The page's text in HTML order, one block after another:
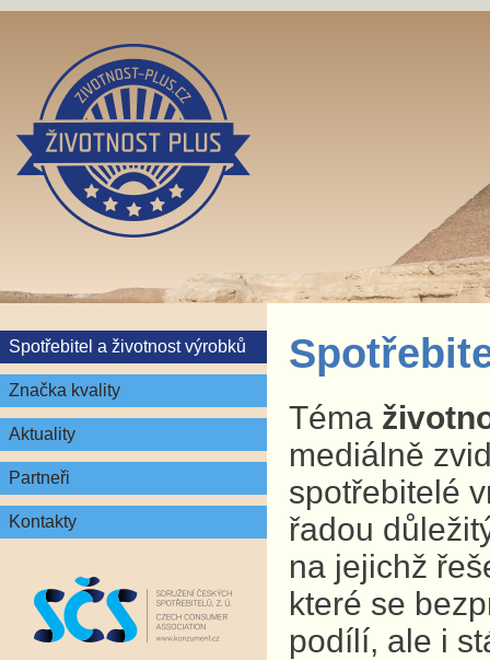
Spotřebitel a životnost výrobků
Značka kvality
Aktuality
Partneři
Kontakty
Téma
mediálně
spotřebitelé
řadou
na jejichž
které se
podílí, ale i